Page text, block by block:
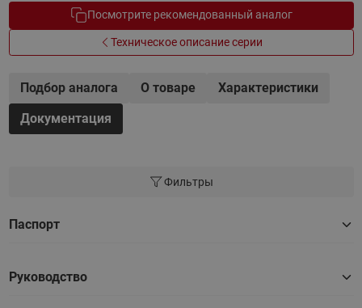
Посмотрите рекомендованный аналог
Техническое описание серии
Подбор аналога О товаре
Характеристики
Документация
Фильтры
Паспорт
Руководство